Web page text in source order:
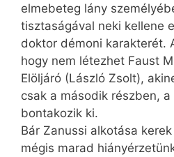
elmebeteg lány
tisztaságával neki kellene
doktor démoni karakterét.
hogy nem létezhet Faust
Elöljáró (László Zsolt),
csak a második részben,
bontakozik ki.
Bár Zanussi alkotása
mégis marad